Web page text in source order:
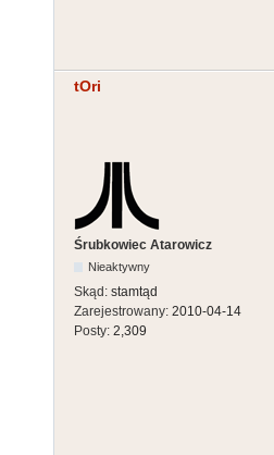
tOri
Śrubkowiec Atarowicz
Nieaktywny
Skąd: stamtąd
Zarejestrowany: 2010-04-14
Posty: 2,309